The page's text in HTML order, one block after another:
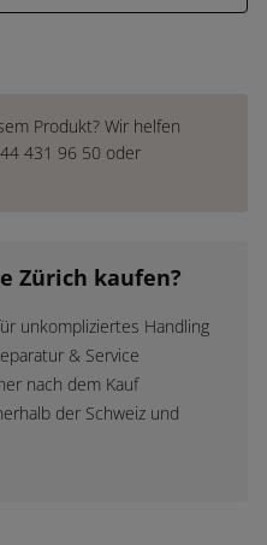
Produkt? Wir helfen
431 96 50 oder
Zürich kaufen?
unkompliziertes Handling
& Service
nach dem Kauf
der Schweiz und